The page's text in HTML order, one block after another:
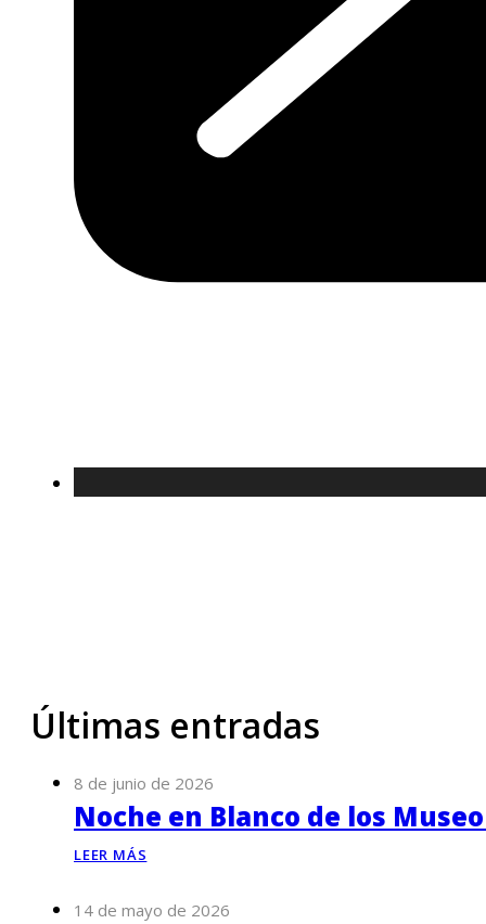
Últimas entradas
8 de junio de 2026
Noche en Blanco de los
LEER MÁS
14 de mayo de 2026